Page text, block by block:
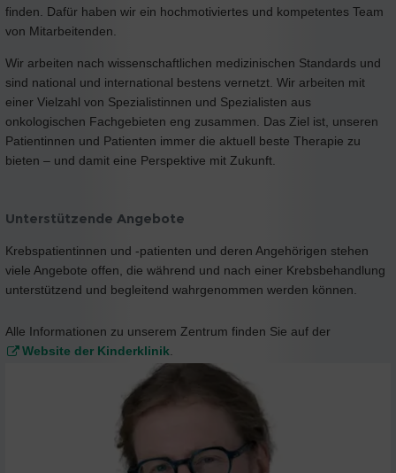
finden. Dafür haben wir ein hochmotiviertes und kompetentes Team
von Mitarbeitenden.
Wir arbeiten nach wissenschaftlichen medizinischen Standards und
sind national und international bestens vernetzt. Wir arbeiten mit
einer Vielzahl von Spezialistinnen und Spezialisten aus
onkologischen Fachgebieten eng zusammen. Das Ziel ist, unseren
Patientinnen und Patienten immer die aktuell beste Therapie zu
bieten – und damit eine Perspektive mit Zukunft.
Unterstützende Angebote
Krebspatientinnen und -patienten und deren Angehörigen stehen
viele Angebote offen, die während und nach einer Krebsbehandlung
unterstützend und begleitend wahrgenommen werden können.
Alle Informationen zu unserem Zentrum finden Sie auf der
Website der Kinderklinik